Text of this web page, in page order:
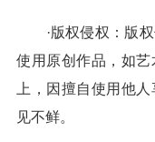
·版权侵权：版权
使用原创作品，如
上，因擅自使用他
见不鲜。